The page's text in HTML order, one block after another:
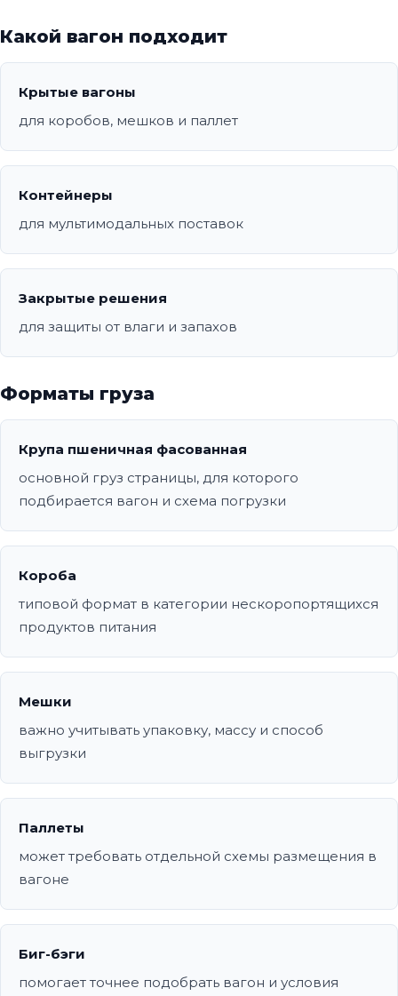
Какой вагон подходит
Крытые вагоны
для коробов, мешков и паллет
Контейнеры
для мультимодальных поставок
Закрытые решения
для защиты от влаги и запахов
Форматы груза
Крупа пшеничная фасованная
основной груз страницы, для которого
подбирается вагон и схема погрузки
Короба
типовой формат в категории нескоропортящихся
продуктов питания
Мешки
важно учитывать упаковку, массу и способ
выгрузки
Паллеты
может требовать отдельной схемы размещения в
вагоне
Биг-бэги
помогает точнее подобрать вагон и условия